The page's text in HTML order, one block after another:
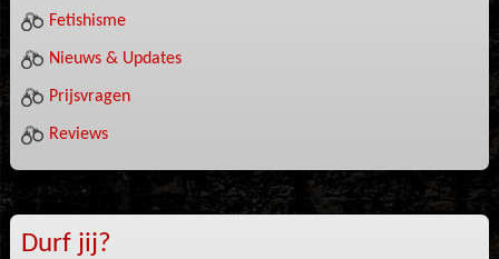
Fetishisme
Nieuws & Updates
Prijsvragen
Reviews
Durf jij?